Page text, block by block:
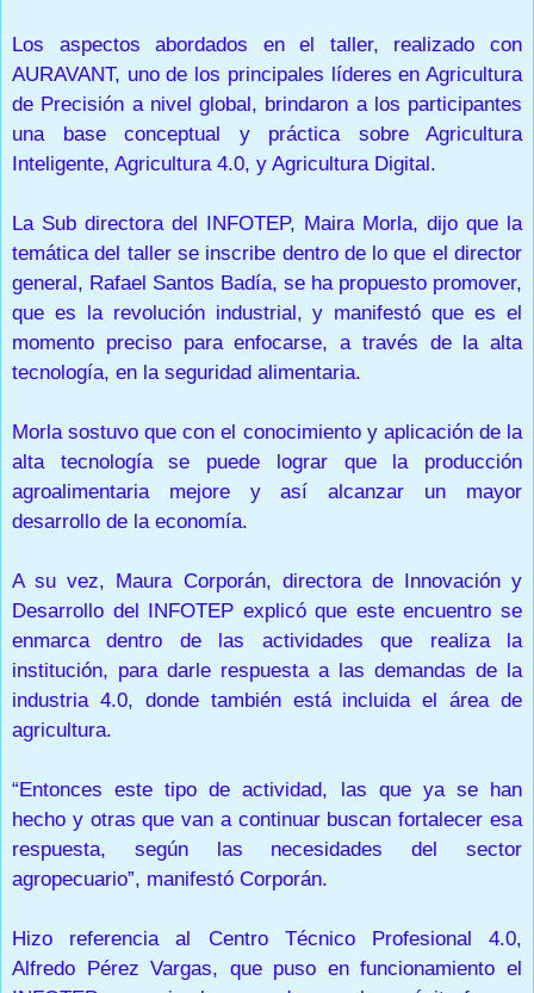
Los aspectos abordados en el taller, realizado con
AURAVANT, uno de los principales líderes en Agricultura
de Precisión a nivel global, brindaron a los participantes
una base conceptual y práctica sobre Agricultura
Inteligente, Agricultura 4.0, y Agricultura Digital.
La Sub directora del INFOTEP, Maira Morla, dijo que la
temática del taller se inscribe dentro de lo que el director
general, Rafael Santos Badía, se ha propuesto promover,
que es la revolución industrial, y manifestó que es el
momento preciso para enfocarse, a través de la alta
tecnología, en la seguridad alimentaria.
Morla sostuvo que con el conocimiento y aplicación de la
alta tecnología se puede lograr que la producción
agroalimentaria mejore y así alcanzar un mayor
desarrollo de la economía.
A su vez, Maura Corporán, directora de Innovación y
Desarrollo del INFOTEP explicó que este encuentro se
enmarca dentro de las actividades que realiza la
institución, para darle respuesta a las demandas de la
industria 4.0, donde también está incluida el área de
agricultura.
“Entonces este tipo de actividad, las que ya se han
hecho y otras que van a continuar buscan fortalecer esa
respuesta, según las necesidades del sector
agropecuario”, manifestó Corporán.
Hizo referencia al Centro Técnico Profesional 4.0,
Alfredo Pérez Vargas, que puso en funcionamiento el